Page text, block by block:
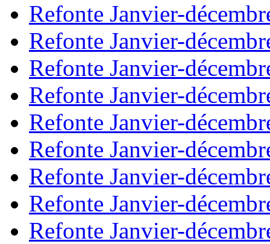
Refonte Janvier-
Refonte Janvier-
Refonte Janvier-
Refonte Janvier-
Refonte Janvier-
Refonte Janvier-
Refonte Janvier-
Refonte Janvier-
Refonte Janvier-